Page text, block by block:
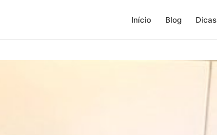
Início Blog Dicas